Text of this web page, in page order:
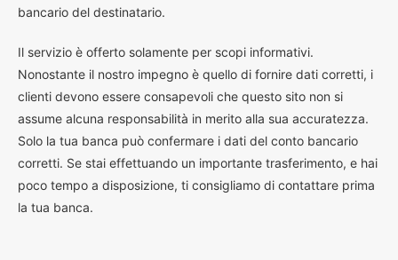
bancario del destinatario.
Il servizio è offerto solamente per scopi informativi.
Nonostante il nostro impegno è quello di fornire dati corretti, i
clienti devono essere consapevoli che questo sito non si
assume alcuna responsabilità in merito alla sua accuratezza.
Solo la tua banca può confermare i dati del conto bancario
corretti. Se stai effettuando un importante trasferimento, e hai
poco tempo a disposizione, ti consigliamo di contattare prima
la tua banca.